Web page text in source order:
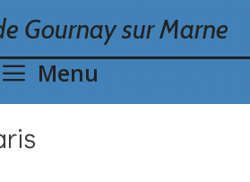
Gournay sur Marne
Menu